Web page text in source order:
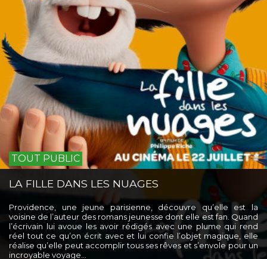
TOUT PUBLIC
LA FILLE DANS LES NUAGES
Providence, une jeune parisienne, découvre qu’elle est la
voisine de l’auteur des romans jeunesse dont elle est fan. Quand
l’écrivain lui avoue les avoir rédigés avec une plume qui rend
réel tout ce qu’on écrit avec et lui confie l’objet magique, elle
réalise qu’elle peut accomplir tous ses rêves et s’envole pour un
incroyable voyage...